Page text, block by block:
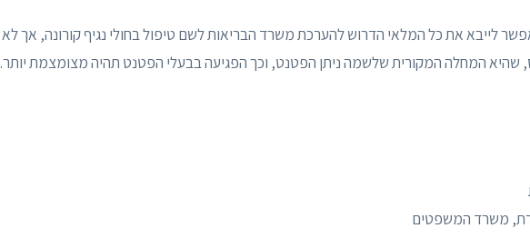
לייבא את כל המלאי הדרוש להערכת משרד הבריאות לשם טיפול בחולי נגיף קורונה, אך לא
שהיא המחלה המקורית שלשמה ניתן הפטנט, וכך הפגיעה בבעלי הפטנט תהיה מצומצמת יותר.
משרד המשפטים